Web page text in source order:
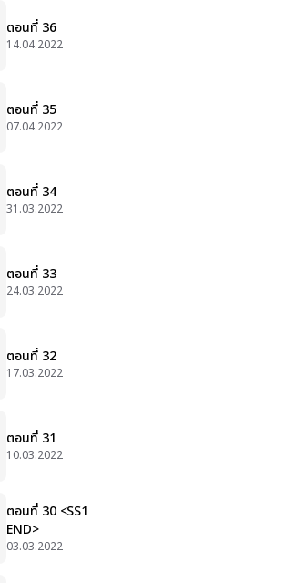
ตอนที่ 36
14.04.2022
ตอนที่ 35
07.04.2022
ตอนที่ 34
31.03.2022
ตอนที่ 33
24.03.2022
ตอนที่ 32
17.03.2022
ตอนที่ 31
10.03.2022
ตอนที่ 30 <SS1
END>
03.03.2022